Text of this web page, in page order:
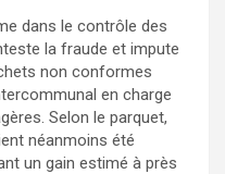
dans le contrôle des
la fraude et impute
non conformes
en charge
Selon le parquet,
néanmoins été
un gain estimé à près